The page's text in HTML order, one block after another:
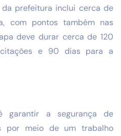
prefeitura inclui cerca de
com pontos também nas
deve durar cerca de 120
e 90 dias para a
garantir a segurança de
por meio de um trabalho